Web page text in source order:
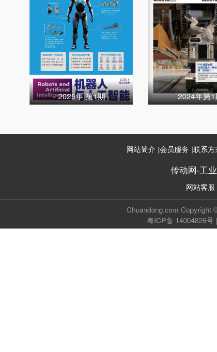
2025年 第1期 2024年第
网站简介 |会员服务 |联系方
传动网-工
网站客服
Chuandong.com Copyright
粤ICP备 14004826号